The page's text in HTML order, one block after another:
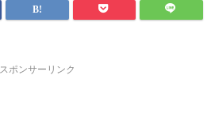
スポンサーリンク